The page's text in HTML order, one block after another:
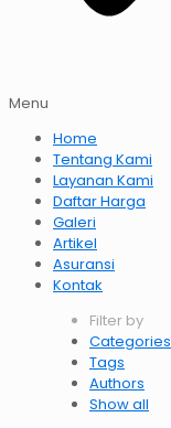
Menu
Home
Tentang Kami
Layanan Kami
Daftar Harga
Galeri
Artikel
Asuransi
Kontak
Filter by
Categories
Tags
Authors
Show all